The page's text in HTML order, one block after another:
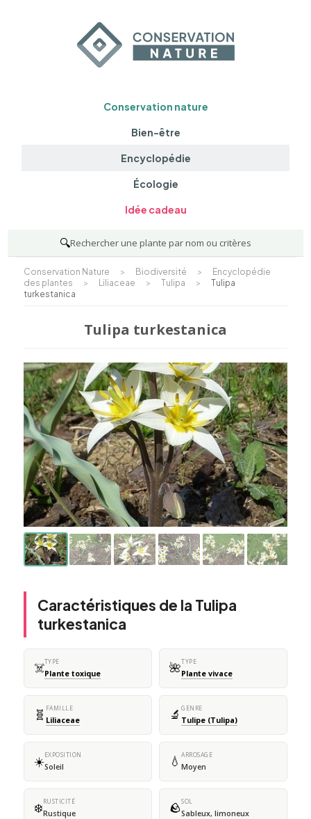
Conservation nature
Bien-être
Encyclopédie
Écologie
Idée cadeau
🔍Rechercher une plante par nom ou critères
Conservation Nature > Biodiversité >
Encyclopédie
des plantes
> Liliaceae > Tulipa >
Tulipa
turkestanica
Tulipa turkestanica
Caractéristiques de la Tulipa
turkestanica
☠️TYPE
Plante toxique 🌺TYPE
Plante vivace
🧬 FAMILLE
Liliaceae 🔬 GENRE
Tulipe (Tulipa)
☀️EXPOSITION
Soleil 💧 ARROSAGE
Moyen
❄️RUSTICITÉ
Rustique 🪨SOL
Sableux, limoneux